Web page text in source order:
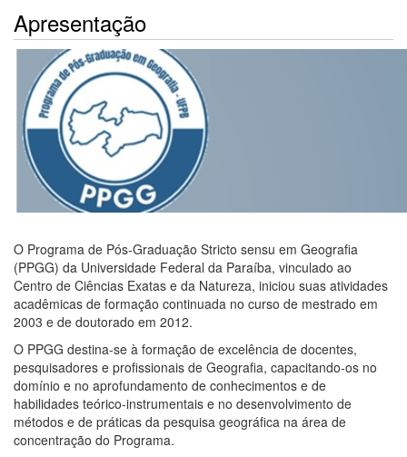
Apresentação
O Programa de Pós-Graduação Stricto sensu em Geografia
(PPGG) da Universidade Federal da Paraíba, vinculado ao
Centro de Ciências Exatas e da Natureza, iniciou suas atividades
acadêmicas de formação continuada no curso de mestrado em
2003 e de doutorado em 2012.
O PPGG destina-se à formação de excelência de docentes,
pesquisadores e profissionais de Geografia, capacitando-os no
domínio e no aprofundamento de conhecimentos e de
habilidades teórico-instrumentais e no desenvolvimento de
métodos e de práticas da pesquisa geográfica na área de
concentração do Programa.